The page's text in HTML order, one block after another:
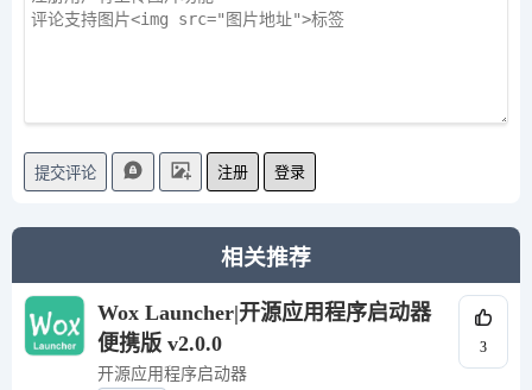
提交评论 注册 登录
相关推荐
Wox Launcher|开源应用程序启动器
便携版 v2.0.0
开源应用程序启动器
3